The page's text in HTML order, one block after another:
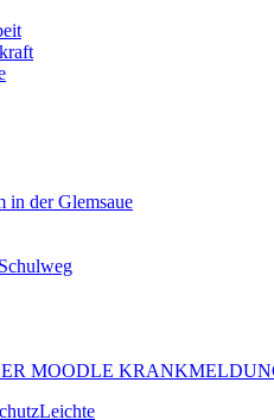
in der Glemsaue
MOODLE
Leichte